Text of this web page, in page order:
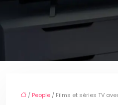
/ People / Films et séries TV